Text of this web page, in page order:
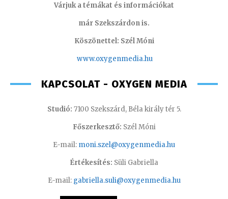
Várjuk a témákat és információkat
már Szekszárdon is.
Köszönettel: Szél Móni
www.oxygenmedia.hu
KAPCSOLAT - OXYGEN MEDIA
Studió: 7100 Szekszárd, Béla király tér 5.
Főszerkesztő: Szél Móni
E-mail: moni.szel@oxygenmedia.hu
Értékesítés: Süli Gabriella
E-mail: gabriella.suli@oxygenmedia.hu